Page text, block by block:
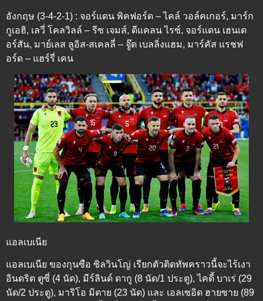
อังกฤษ (3-4-2-1) : จอร์แดน พิคฟอร์ด – ไคล์ วอล์คเกอร์, มาร์ก
กูเอฮิ, เลวี่ โคลวิลล์ – รีซ เจมส์, ดีแคลน ไรซ์, จอร์แดน เฮนเด
อร์สัน, มาย์เลส ลูอิส-สเคลลี่ – จู๊ด เบลลิ่งแฮม, มาร์คัส แรชฟ
อร์ด – แฮร์รี่ เคน
แอลเบเนีย
แอลเบเนีย ของกุนซือ ซิลวินโญ่ เรียกตัวติดทัพคราวนี้จะไร้เงา
อินดริต ตูซี่ (4 นัด), มีร์ลินด์ ดากู (8 นัด/1 ประตู), ไคดี้ บาเร่ (29
นัด/2 ประตู), มาริโอ มิตาย (23 นัด) และ เอลเซอิด ฮายซาย (89